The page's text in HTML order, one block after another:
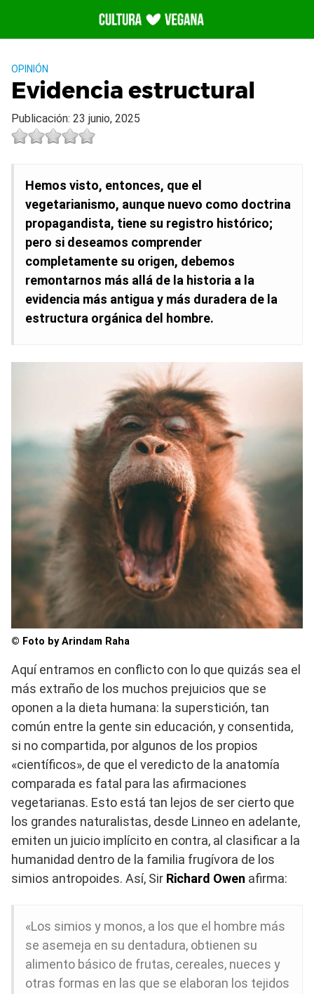
contenido
OPINIÓN
Evidencia estructural
Publicación: 23 junio, 2025
Hemos visto, entonces, que el
vegetarianismo, aunque nuevo como doctrina
propagandista, tiene su registro histórico;
pero si deseamos comprender
completamente su origen, debemos
remontarnos más allá de la historia a la
evidencia más antigua y más duradera de la
estructura orgánica del hombre.
© Foto by Arindam Raha
Aquí entramos en conflicto con lo que quizás sea el
más extraño de los muchos prejuicios que se
oponen a la dieta humana: la superstición, tan
común entre la gente sin educación, y consentida,
si no compartida, por algunos de los propios
«científicos», de que el veredicto de la anatomía
comparada es fatal para las afirmaciones
vegetarianas. Esto está tan lejos de ser cierto que
los grandes naturalistas, desde Linneo en adelante,
emiten un juicio implícito en contra, al clasificar a la
humanidad dentro de la familia frugívora de los
simios antropoides. Así, Sir Richard Owen afirma:
«Los simios y monos, a los que el hombre más
se asemeja en su dentadura, obtienen su
alimento básico de frutas, cereales, nueces y
otras formas en las que se elaboran los tejidos